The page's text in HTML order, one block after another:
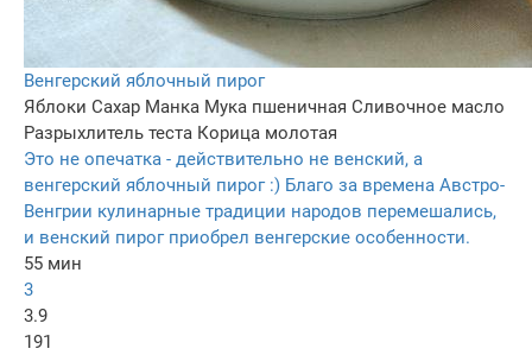
Венгерский яблочный пирог
Яблоки Сахар Манка Мука пшеничная Сливочное масло
Разрыхлитель теста Корица молотая
Это не опечатка - действительно не венский, а
венгерский яблочный пирог :) Благо за времена Австро-
Венгрии кулинарные традиции народов перемешались,
и венский пирог приобрел венгерские особенности.
55 мин
3
3.9
191